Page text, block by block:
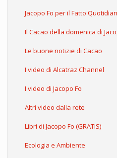
Jacopo Fo per il Fatto
Il Cacao della domenica di
Le buone notizie di Cacao
I video di Alcatraz Channel
I video di Jacopo Fo
Altri video dalla rete
Libri di Jacopo Fo (GRATIS)
Ecologia e Ambiente